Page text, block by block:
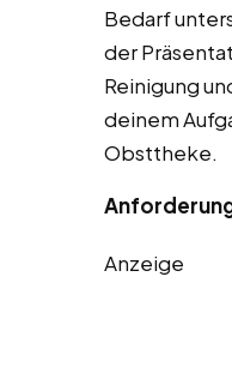
Bedarf
der
Reinigung
deinem
Obsttheke.
Anzeige